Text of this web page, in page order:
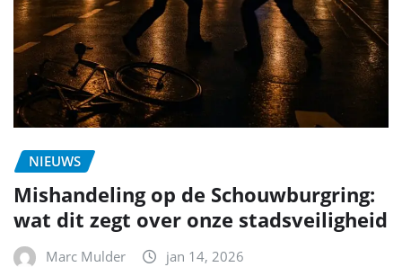
NIEUWS
Mishandeling op de Schouwburgring:
wat dit zegt over onze stadsveiligheid
Marc Mulder jan 14, 2026